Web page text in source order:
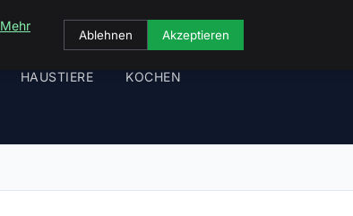
HAUSTIERE KOCHEN
Mehr
Ablehnen Akzeptieren